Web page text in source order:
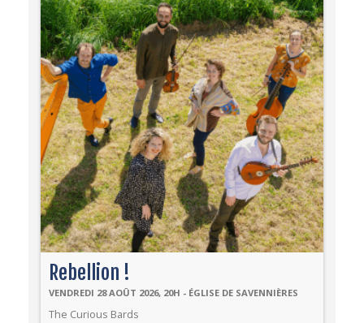
Rebellion !
VENDREDI 28 AOÛT 2026, 20H - ÉGLISE DE SAVENNIÈRES
The Curious Bards